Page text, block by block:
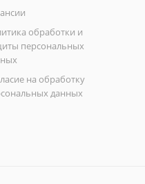
обработки и
персональных
на обработку
данных